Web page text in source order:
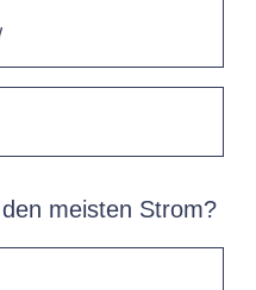
meisten Strom?